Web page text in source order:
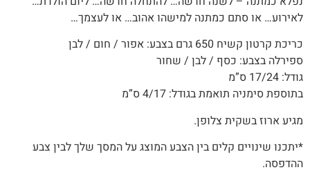
לאירוע… או סתם כמתנה למישהו אהוב… או לעצמך…
כריכת קרטון קשיח 650 גרם בצבע: אפור / חום / לבן
ספירלה בצבע: כסף / לבן / שחור
גודל: 17/24 ס”מ
בתוספת סימניה תואמת בגודל: 4/17 ס”מ
מגיע ארוז בשקית צלופן.
*יתכנו שינויים קלים בין הצבע המוצג על המסך שלך לבין צבע
ההדפסה.